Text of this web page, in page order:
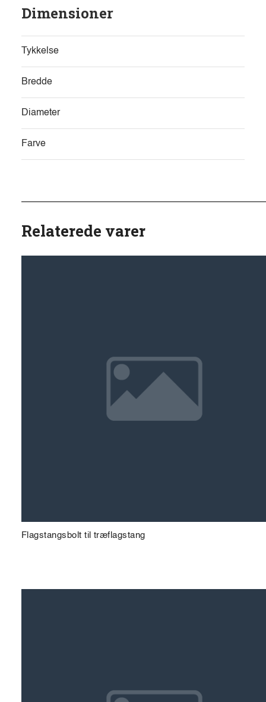
Dimensioner
Tykkelse
Bredde
Diameter
Farve
Relaterede varer
Flagstangsbolt til træflagstang